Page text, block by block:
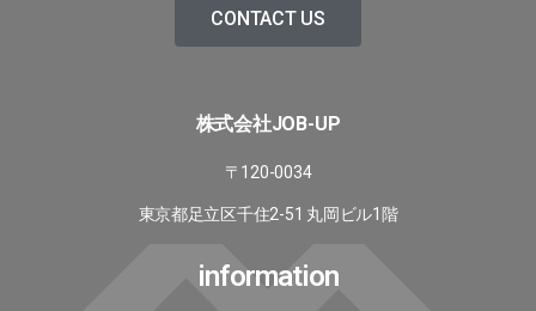
CONTACT US
株式会社JOB-UP
〒120-0034
東京都足立区千住2-51 丸岡ビル1階
information